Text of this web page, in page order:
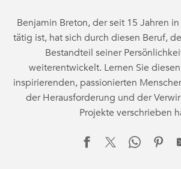
Benjamin Breton, der seit 15 Jahren
tätig ist, hat sich durch diesen Beruf,
Bestandteil seiner
weiterentwickelt. Lernen Sie
inspirierenden, passionierten
der Herausforderung und der
Projekte verschrieben